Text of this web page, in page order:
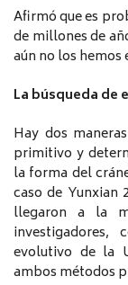
Afirmó que es
de millones de
aún no los
La búsqueda de
Hay dos
primitivo y
la forma del
caso de Yunxian
llegaron a la
evolutivo de la
ambos métodos